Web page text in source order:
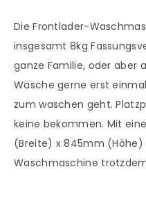
Die Frontlader-
insgesamt 8kg
ganze Familie, oder aber
Wäsche gerne erst
zum waschen geht.
keine bekommen. Mit
(Breite) x 845mm
Waschmaschine